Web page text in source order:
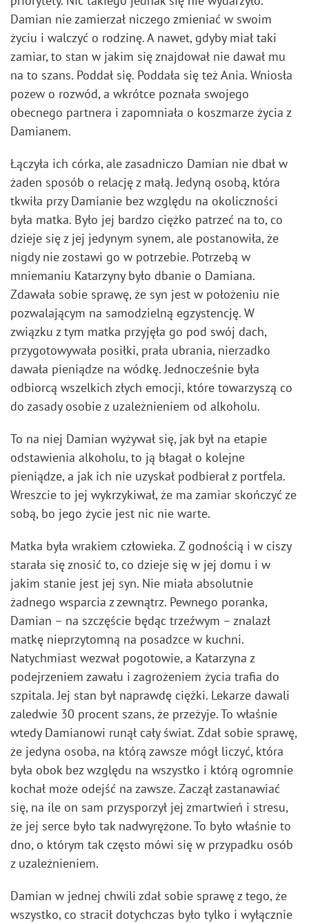
Damian nie zamierzał niczego zmieniać w swoim
życiu i walczyć o rodzinę. A nawet, gdyby miał taki
zamiar, to stan w jakim się znajdował nie dawał mu
na to szans. Poddał się. Poddała się też Ania. Wniosła
pozew o rozwód, a wkrótce poznała swojego
obecnego partnera i zapomniała o koszmarze życia z
Damianem.
Łączyła ich córka, ale zasadniczo Damian nie dbał w
żaden sposób o relację z małą. Jedyną osobą, która
tkwiła przy Damianie bez względu na okoliczności
była matka. Było jej bardzo ciężko patrzeć na to, co
dzieje się z jej jedynym synem, ale postanowiła, że
nigdy nie zostawi go w potrzebie. Potrzebą w
mniemaniu Katarzyny było dbanie o Damiana.
Zdawała sobie sprawę, że syn jest w położeniu nie
pozwalającym na samodzielną egzystencję. W
związku z tym matka przyjęła go pod swój dach,
przygotowywała posiłki, prała ubrania, nierzadko
dawała pieniądze na wódkę. Jednocześnie była
odbiorcą wszelkich złych emocji, które towarzyszą co
do zasady osobie z uzależnieniem od alkoholu.
To na niej Damian wyżywał się, jak był na etapie
odstawienia alkoholu, to ją błagał o kolejne
pieniądze, a jak ich nie uzyskał podbierał z portfela.
Wreszcie to jej wykrzykiwał, że ma zamiar skończyć ze
sobą, bo jego życie jest nic nie warte.
Matka była wrakiem człowieka. Z godnością i w ciszy
starała się znosić to, co dzieje się w jej domu i w
jakim stanie jest jej syn. Nie miała absolutnie
żadnego wsparcia z zewnątrz. Pewnego poranka,
Damian – na szczęście będąc trzeźwym – znalazł
matkę nieprzytomną na posadzce w kuchni.
Natychmiast wezwał pogotowie, a Katarzyna z
podejrzeniem zawału i zagrożeniem życia trafia do
szpitala. Jej stan był naprawdę ciężki. Lekarze dawali
zaledwie 30 procent szans, że przeżyje. To właśnie
wtedy Damianowi runął cały świat. Zdał sobie sprawę,
że jedyna osoba, na którą zawsze mógł liczyć, która
była obok bez względu na wszystko i którą ogromnie
kochał może odejść na zawsze. Zaczął zastanawiać
się, na ile on sam przysporzył jej zmartwień i stresu,
że jej serce było tak nadwyrężone. To było właśnie to
dno, o którym tak często mówi się w przypadku osób
z uzależnieniem.
Damian w jednej chwili zdał sobie sprawę z tego, że
wszystko, co stracił dotychczas było tylko i wyłącznie